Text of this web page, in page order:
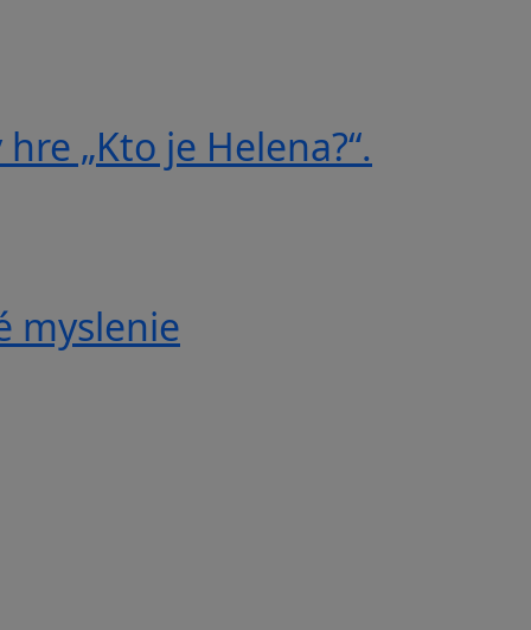
„Kto je Helena?“.
myslenie